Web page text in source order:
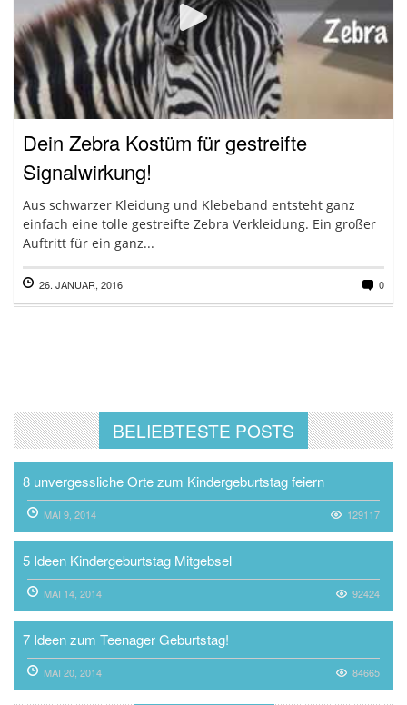
Dein Zebra Kostüm für gestreifte
Signalwirkung!
Aus schwarzer Kleidung und Klebeband entsteht ganz
einfach eine tolle gestreifte Zebra Verkleidung. Ein großer
Auftritt für ein ganz...
26. JANUAR, 2016 0
BELIEBTESTE POSTS
8 unvergessliche Orte zum Kindergeburtstag feiern
MAI 9, 2014 129117
5 Ideen Kindergeburtstag Mitgebsel
MAI 14, 2014 92424
7 Ideen zum Teenager Geburtstag!
MAI 20, 2014 84665